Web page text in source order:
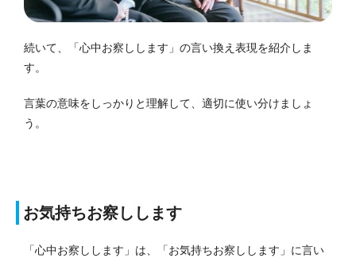
続いて、「心中お察しします」の言い換え表現を紹介しま
す。
言葉の意味をしっかりと理解して、適切に使い分けましょ
う。
お気持ちお察しします
「心中お察しします」は、「お気持ちお察しします」に言い